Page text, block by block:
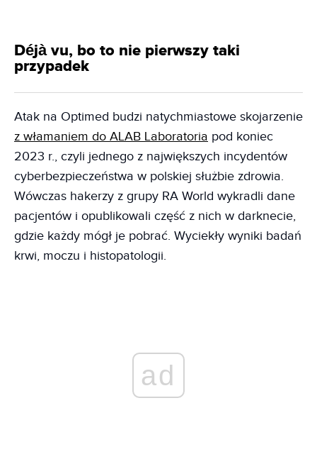
Déjà vu, bo to nie pierwszy taki
przypadek
Atak na Optimed budzi natychmiastowe skojarzenie
z włamaniem do ALAB Laboratoria pod koniec
2023 r., czyli jednego z największych incydentów
cyberbezpieczeństwa w polskiej służbie zdrowia.
Wówczas hakerzy z grupy RA World wykradli dane
pacjentów i opublikowali część z nich w darknecie,
gdzie każdy mógł je pobrać. Wyciekły wyniki badań
krwi, moczu i histopatologii.
ad